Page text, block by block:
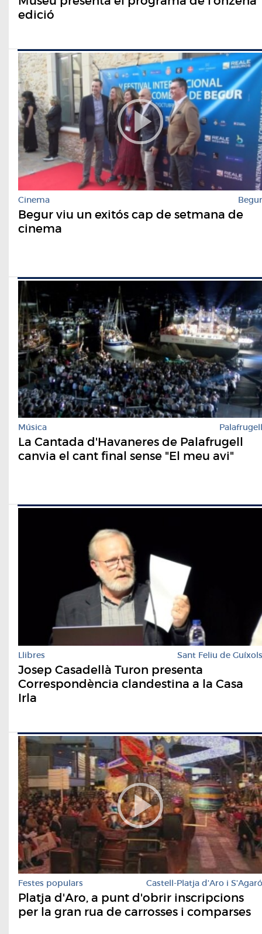
edició
Cinema Begur
Begur viu un exitós cap de setmana de
cinema
Música Palafrugell
La Cantada d'Havaneres de Palafrugell
canvia el cant final sense "El meu avi"
Llibres Sant Feliu de Guíxols
Josep Casadellà Turon presenta
Correspondència clandestina a la Casa
Irla
Festes populars Castell-Platja d'Aro i S'Agaró
Platja d'Aro, a punt d'obrir inscripcions
per la gran rua de carrosses i comparses